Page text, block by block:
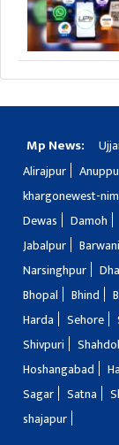
Mp News:
Alirajpur
khargonewest-
Dewas
Damoh
Jabalpur
Barwani
Narsinghpur
Bhopal
Bhind
Harda
Sehore
Shivpuri
Shahdol
Hoshangabad
Sagar
Satna
shajapur